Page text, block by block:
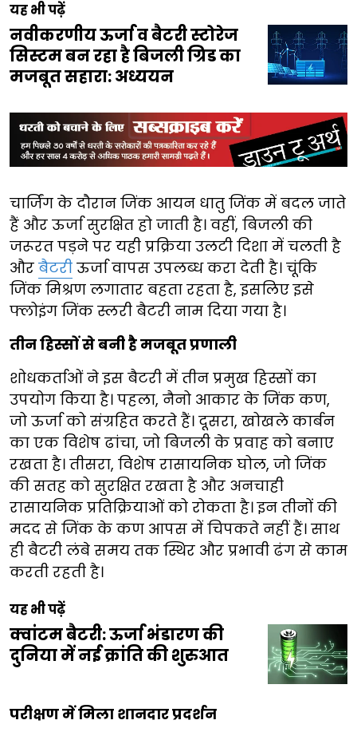
यह भी पढ़ें
नवीकरणीय ऊर्जा व बैटरी स्टोरेज
सिस्टम बन रहा है बिजली ग्रिड का
मजबूत सहारा: अध्ययन
चार्जिंग के दौरान जिंक आयन धातु जिंक में बदल जाते
हैं और ऊर्जा सुरक्षित हो जाती है। वहीं, बिजली की
जरूरत पड़ने पर यही प्रक्रिया उलटी दिशा में चलती है
और बैटरी ऊर्जा वापस उपलब्ध करा देती है। चूंकि
जिंक मिश्रण लगातार बहता रहता है, इसलिए इसे
फ्लोइंग जिंक स्लरी बैटरी नाम दिया गया है।
तीन हिस्सों से बनी है मजबूत प्रणाली
शोधकर्ताओं ने इस बैटरी में तीन प्रमुख हिस्सों का
उपयोग किया है। पहला, नैनो आकार के जिंक कण,
जो ऊर्जा को संग्रहित करते हैं। दूसरा, खोखले कार्बन
का एक विशेष ढांचा, जो बिजली के प्रवाह को बनाए
रखता है। तीसरा, विशेष रासायनिक घोल, जो जिंक
की सतह को सुरक्षित रखता है और अनचाही
रासायनिक प्रतिक्रियाओं को रोकता है। इन तीनों की
मदद से जिंक के कण आपस में चिपकते नहीं हैं। साथ
ही बैटरी लंबे समय तक स्थिर और प्रभावी ढंग से काम
करती रहती है।
यह भी पढ़ें
क्वांटम बैटरी: ऊर्जा भंडारण की
दुनिया में नई क्रांति की शुरुआत
परीक्षण में मिला शानदार प्रदर्शन